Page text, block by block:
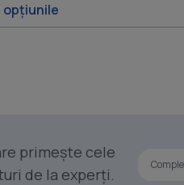
opțiunile
primește cele
de la experți.